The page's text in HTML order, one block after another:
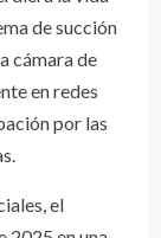
de succión
cámara de
en redes
por las
el